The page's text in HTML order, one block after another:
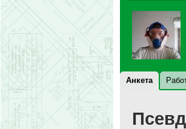
Анкета